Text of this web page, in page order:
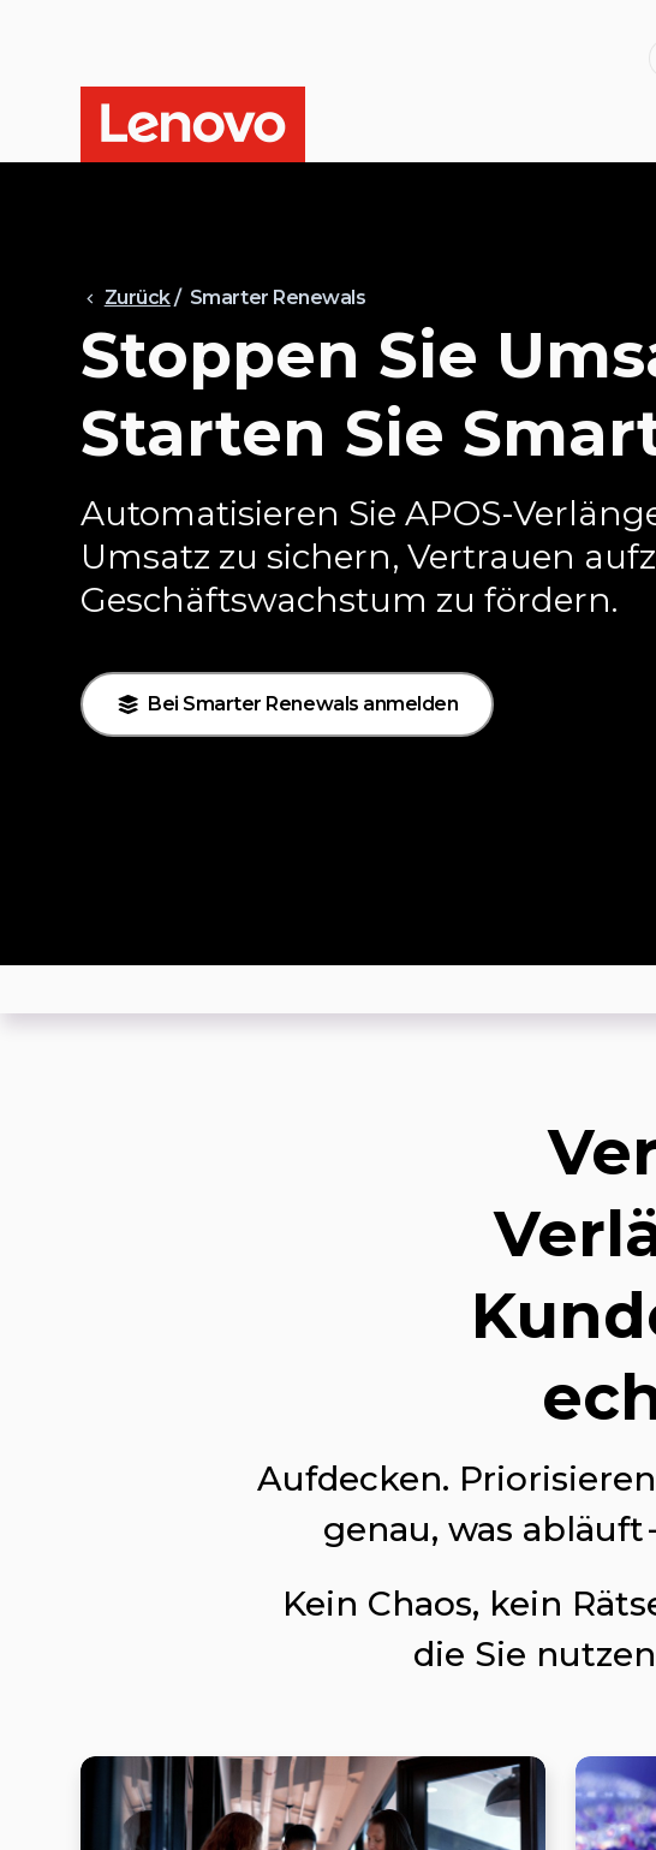
Zurück/ Smarter Renewals
Stoppen Sie
Starten Sie
Automatisieren Sie APOS-
Umsatz zu sichern, Vertrauen
Geschäftswachstum zu fördern.
Bei Smarter Renewals anmelden
Aufdecken.
genau, was abläuft
Kein Chaos, kein
die Sie